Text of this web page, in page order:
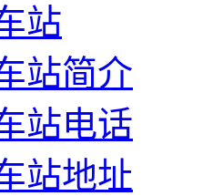
站
站简介
站电话
站地址